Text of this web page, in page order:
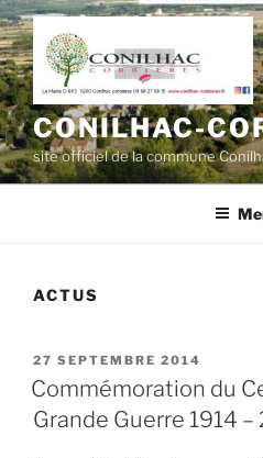
Aller
au
contenu
principal
CONILHAC-
site officiel de la commune
ACTUS
PUBLIÉ
LE
27 SEPTEMBRE 2014
Commémoration du
Grande Guerre 1914 –